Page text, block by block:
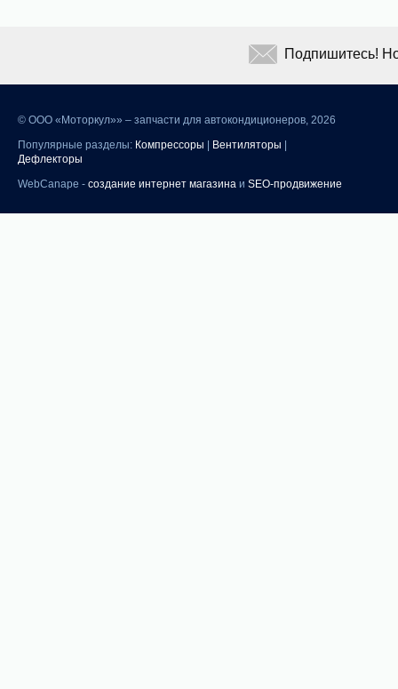
© ООО «Моторкул»» – запчасти для автокондиционеров, 2026
Популярные разделы: Компрессоры Вентиляторы
Дефлекторы
WebCanape - создание интернет магазина и SEO-продвижение
Подпишитесь!